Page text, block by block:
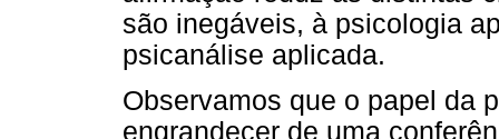
são inegáveis, à psicologia
psicanálise aplicada.
Observamos que o papel da
engrandecer de uma